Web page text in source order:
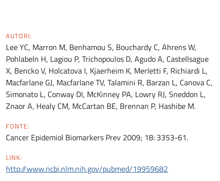
AUTORI:
Lee YC, Marron M, Benhamou S, Bouchardy C, Ahrens W,
Pohlabeln H, Lagiou P, Trichopoulos D, Agudo A, Castellsague
X, Bencko V, Holcatova I, Kjaerheim K, Merletti F, Richiardi L,
Macfarlane GJ, Macfarlane TV, Talamini R, Barzan L, Canova C,
Simonato L, Conway DI, McKinney PA, Lowry RJ, Sneddon L,
Znaor A, Healy CM, McCartan BE, Brennan P, Hashibe M.
FONTE:
Cancer Epidemiol Biomarkers Prev 2009; 18: 3353-61.
LINK:
http://www.ncbi.nlm.nih.gov/pubmed/19959682